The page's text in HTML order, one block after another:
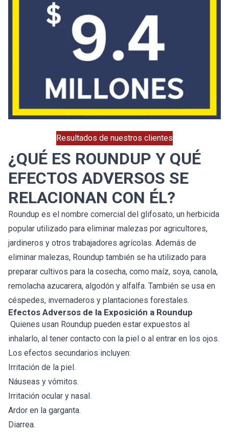
Resultados de nuestros clientes
¿QUÉ ES ROUNDUP Y QUÉ
EFECTOS ADVERSOS SE
RELACIONAN CON ÉL?
Roundup es el nombre comercial del glifosato, un herbicida
popular utilizado para eliminar malezas por agricultores,
jardineros y otros trabajadores agrícolas. Además de
eliminar malezas, Roundup también se ha utilizado para
preparar cultivos para la cosecha, como maíz, soya, canola,
remolacha azucarera, algodón y alfalfa. También se usa en
céspedes, invernaderos y plantaciones forestales.
Efectos Adversos de la Exposición a Roundup
Quienes usan Roundup pueden estar expuestos al
inhalarlo, al tener contacto con la piel o al entrar en los ojos.
Los efectos secundarios incluyen:
Irritación de la piel.
Náuseas y vómitos.
Irritación ocular y nasal.
Ardor en la garganta.
Diarrea.